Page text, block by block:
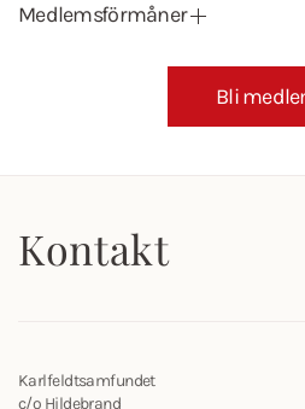
Medlemsförmåner
Bli
Kontakt
Karlfeldtsamfundet
c/o Hildebrand